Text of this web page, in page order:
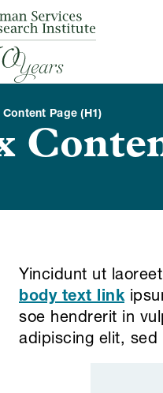
Content Page (h1)
Yincidunt ut
body text link
soe hendrerit in
adipiscing elit, sed